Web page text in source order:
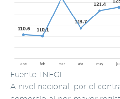
Fuente: INEGI
A nivel nacional, por el